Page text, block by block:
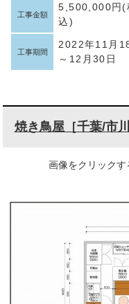
工事金額
5,500,000円(
込)
工事期間
2022年11月
～12月30日
焼き鳥屋［千葉/市
画像をクリックす